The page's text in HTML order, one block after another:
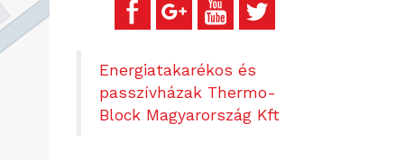
Energiatakarékos és
passzívházak Thermo-
Block Magyarország Kft